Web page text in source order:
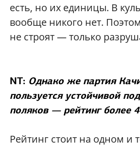
есть, но их единицы. В
вообще никого нет.
не строят — только
NT: Однако же партия
пользуется устойчивой
поляков — рейтинг более
Рейтинг стоит на одном и